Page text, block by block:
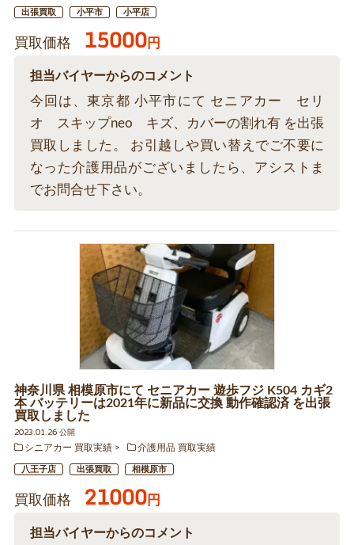
出張買取 小平市 小平店
買取価格 15000円
担当バイヤーからのコメント
今回は、東京都 小平市にて セニアカー セリ
オ スキップneo キズ、カバーの割れ有 を出張
買取しました。 お引越しや買い替えでご不要に
なった介護用品がございましたら、アシストま
でお問合せ下さい。
神奈川県 相模原市にて セニアカー 遊歩フジ K504 カギ2
本 バッテリーは2021年に新品に交換 動作確認済 を出張
買取しました
2023.01.26 公開
シニアカー 買取実績
介護用品 買取実績
八王子店 出張買取 相模原市
買取価格 21000円
担当バイヤーからのコメント